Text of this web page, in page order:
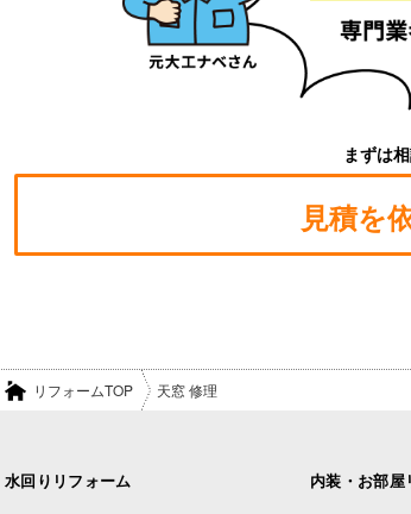
まずは
見積を
リフォームTOP 天窓 修理
水回りリフォーム 内装・お部屋